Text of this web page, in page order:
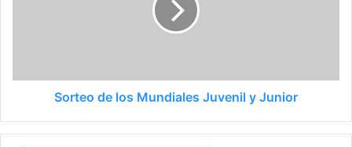
Sorteo de los Mundiales Juvenil y Junior